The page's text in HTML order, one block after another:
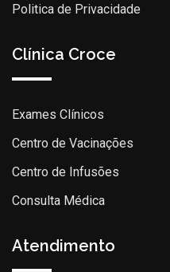
Politica de Privacidade
Clínica Croce
Exames Clínicos
Centro de Vacinações
Centro de Infusões
Consulta Médica
Atendimento